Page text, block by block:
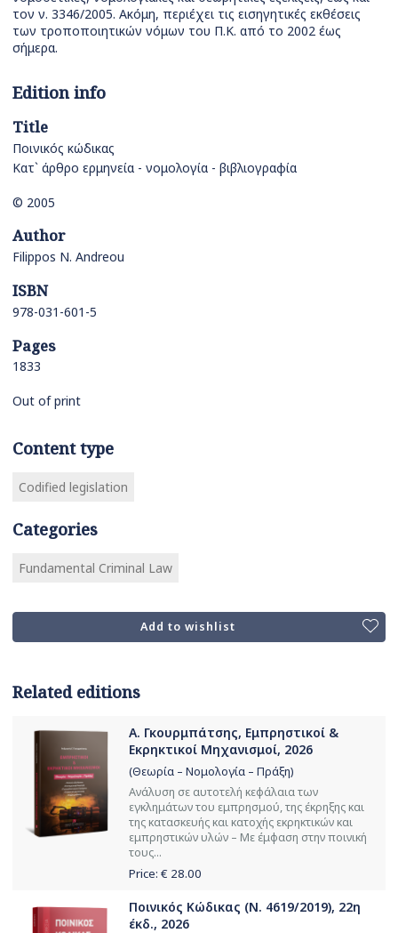
τον ν. 3346/2005. Ακόμη, περιέχει τις εισηγητικές εκθέσεις
των τροποποιητικών νόμων του Π.Κ. από το 2002 έως
σήμερα.
Edition info
Title
Ποινικός κώδικας
Κατ` άρθρο ερμηνεία - νομολογία - βιβλιογραφία
© 2005
Author
Filippos N. Andreou
ISBN
978-031-601-5
Pages
1833
Out of print
Content type
Codified legislation
Categories
Fundamental Criminal Law
Add to wishlist
Related editions
Α. Γκουρμπάτσης, Εμπρηστικοί &
Εκρηκτικοί Μηχανισμοί, 2026
(Θεωρία – Νομολογία – Πράξη)
Ανάλυση σε αυτοτελή κεφάλαια των
εγκλημάτων του εμπρησμού, της έκρηξης και
της κατασκευής και κατοχής εκρηκτικών και
εμπρηστικών υλών – Με έμφαση στην ποινική
τους...
Price: € 28.00
Ποινικός Κώδικας (Ν. 4619/2019), 22η
έκδ., 2026